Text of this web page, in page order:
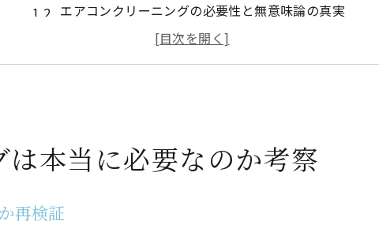
エアコンクリーニングの必要性と無意味論の真実
クリーニング不要論と健康リスクの比較
エアコンクリーニングをしないと起こる問題点
清掃を怠るとどうなる？健康と寿命のリスク
エアコン未清掃が機器寿命に与えるリスクとは
本当に必要なのか考察
再検証